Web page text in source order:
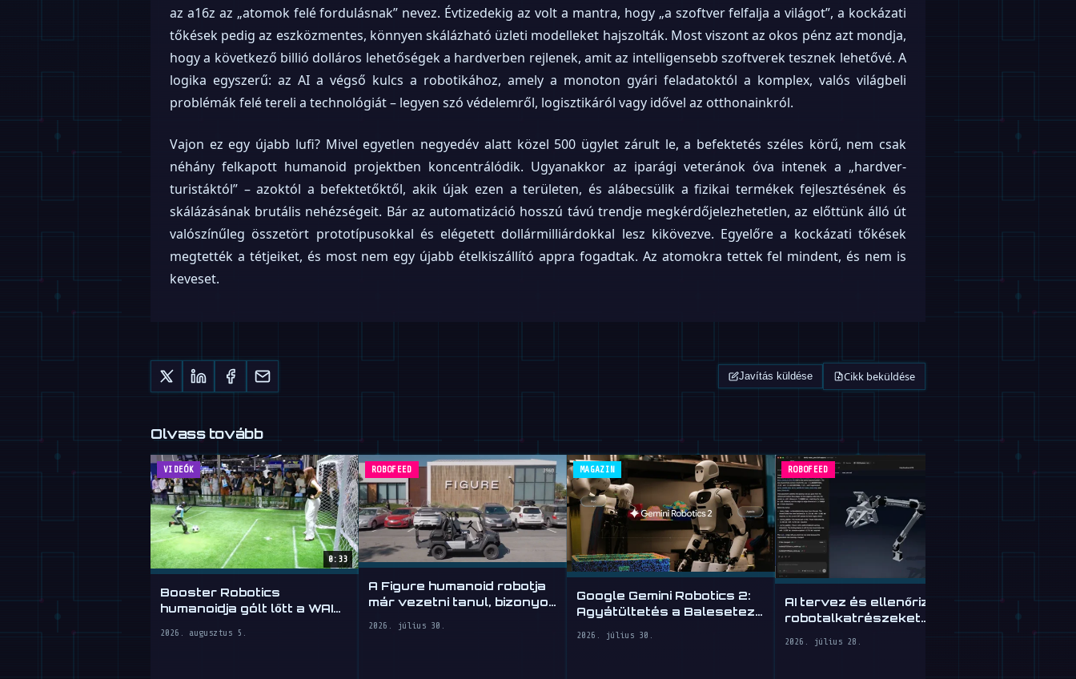
az a16z az „atomok felé fordulásnak” nevez. Évtizedekig az volt a mantra, hogy „a szoftver felfalja a világot”, a kockázati
tőkések pedig az eszközmentes, könnyen skálázható üzleti modelleket hajszolták. Most viszont az okos pénz azt mondja,
hogy a következő billió dolláros lehetőségek a hardverben rejlenek, amit az intelligensebb szoftverek tesznek lehetővé. A
logika egyszerű: az AI a végső kulcs a robotikához, amely a monoton gyári feladatoktól a komplex, valós világbeli
problémák felé tereli a technológiát – legyen szó védelemről, logisztikáról vagy idővel az otthonainkról.
Vajon ez egy újabb lufi? Mivel egyetlen negyedév alatt közel 500 ügylet zárult le, a befektetés széles körű, nem csak
néhány felkapott humanoid projektben koncentrálódik. Ugyanakkor az iparági veteránok óva intenek a „hardver-
turistáktól” – azoktól a befektetőktől, akik újak ezen a területen, és alábecsülik a fizikai termékek fejlesztésének és
skálázásának brutális nehézségeit. Bár az automatizáció hosszú távú trendje megkérdőjelezhetetlen, az előttünk álló út
valószínűleg összetört prototípusokkal és elégetett dollármilliárdokkal lesz kikövezve. Egyelőre a kockázati tőkések
megtették a tétjeiket, és most nem egy újabb ételkiszállító appra fogadtak. Az atomokra tettek fel mindent, és nem is
keveset.
Javítás küldése Cikk beküldése
Olvass tovább
VIDEÓK
0:33
Booster Robotics
humanoidja gólt lőtt a WAIC
2026. augusztus 5.
ROBOFEED
A Figure humanoid robotja
már vezetni tanul, bizonyos
2026. július 30.
MAGAZIN
Google Gemini Robotics 2:
Agyátültetés a Balesetező
2026. július 30.
ROBOFEED
AI tervez és ellenőriz
robotalkatrészeket
2026. július 28.
humanoid